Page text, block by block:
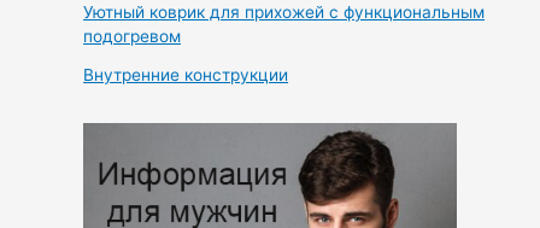
Уютный коврик для прихожей с функциональным
подогревом
Внутренние конструкции